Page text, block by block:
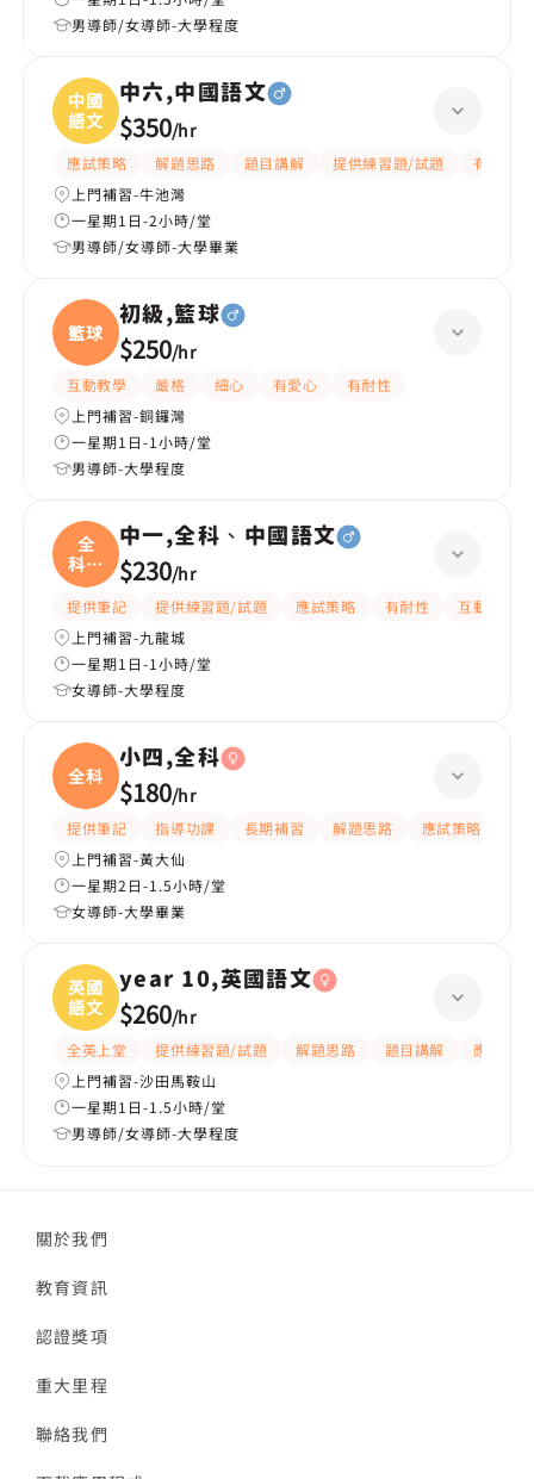
男導師/女導師-大學程度
中國
語文
中六,中國語文
$350/hr
應試策略 解題思路 題目講解 提供練習題/試題
有耐性
上門補習-牛池灣
一星期1日-2小時/堂
男導師/女導師-大學畢業
籃球
初級,籃球
$250/hr
互動教學 嚴格 細心 有愛心
有耐性
上門補習-銅鑼灣
一星期1日-1小時/堂
男導師-大學程度
全
科、
中國
中一,全科、中國語文
$230/hr
提供筆記 提供練習題/試題 應試策略 有耐性
互動教學
上門補習-九龍城
一星期1日-1小時/堂
女導師-大學程度
全科
小四,全科
$180/hr
提供筆記 指導功課 長期補習 解題思路 應試策略
上門補習-黃大仙
一星期2日-1.5小時/堂
女導師-大學畢業
英國
語文
year 10,英國語文
$260/hr
全英上堂 提供練習題/試題 解題思路 題目講解
應試策略
上門補習-沙田馬鞍山
一星期1日-1.5小時/堂
男導師/女導師-大學程度
關於我們
教育資訊
認證獎項
重大里程
聯絡我們